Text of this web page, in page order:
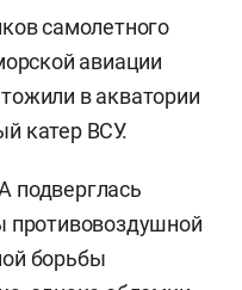
самолетного
авиации
в акватории
катер ВСУ.
подверглась
противовоздушной
борьбы